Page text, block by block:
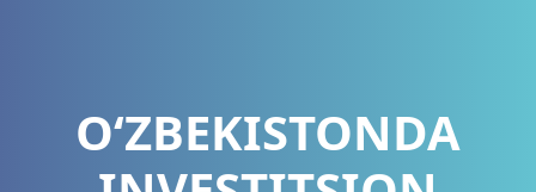
O‘ZBEKISTONDA